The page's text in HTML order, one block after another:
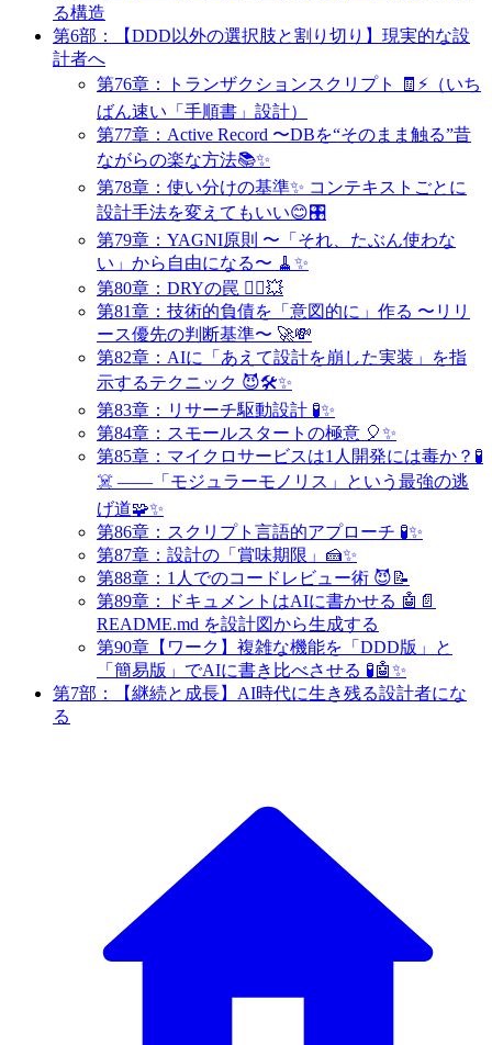
る構造
第6部：【DDD以外の選択肢と割り切り】現実的な設
計者へ
第76章：トランザクションスクリプト 🧾⚡（いち
ばん速い「手順書」設計）
第77章：Active Record 〜DBを“そのまま触る”昔
ながらの楽な方法📚✨
第78章：使い分けの基準✨ コンテキストごとに
設計手法を変えてもいい😊🎛️
第79章：YAGNI原則 〜「それ、たぶん使わな
い」から自由になる〜 🧹✨
第80章：DRYの罠 🤹‍♀️💥
第81章：技術的負債を「意図的に」作る 〜リリ
ース優先の判断基準〜 🚀💸
第82章：AIに「あえて設計を崩した実装」を指
示するテクニック 😈🛠️✨
第83章：リサーチ駆動設計 🧪✨
第84章：スモールスタートの極意 🎈✨
第85章：マイクロサービスは1人開発には毒か？🧪
☠️ ——「モジュラーモノリス」という最強の逃
げ道🧩✨
第86章：スクリプト言語的アプローチ 🧪✨
第87章：設計の「賞味期限」🍰✨
第88章：1人でのコードレビュー術 😈📝
第89章：ドキュメントはAIに書かせる 🤖📄
README.md を設計図から生成する
第90章【ワーク】複雑な機能を「DDD版」と
「簡易版」でAIに書き比べさせる 🧪🤖✨
第7部：【継続と成長】AI時代に生き残る設計者にな
る